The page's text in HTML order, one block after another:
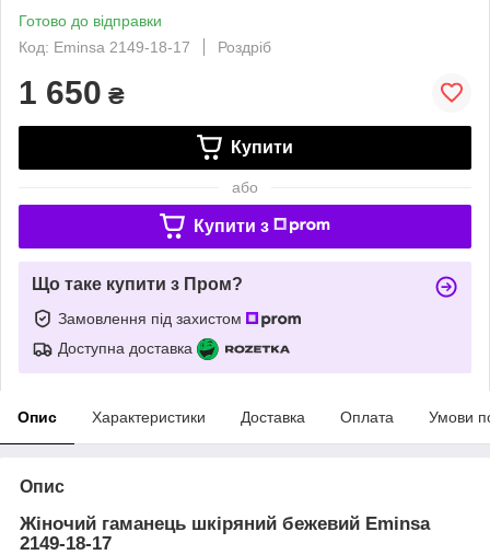
Готово до відправки
Код: Eminsa 2149-18-17
Роздріб
1 650 ₴
Купити
або
Купити з
Що таке купити з Пром?
Замовлення під захистом
Доступна доставка
Опис Характеристики Доставка Оплата Умови
Опис
Жіночий гаманець шкіряний бежевий Eminsa
2149-18-17